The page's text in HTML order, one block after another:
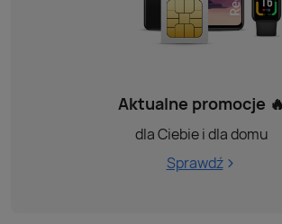
Aktualne promocje
dla Ciebie i dla domu
Sprawdź